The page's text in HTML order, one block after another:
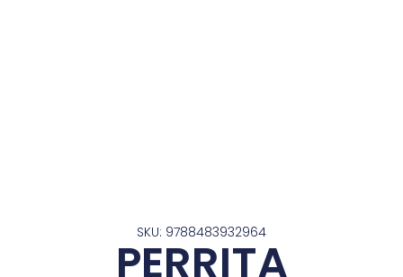
SKU: 9788483932964
PERRITA